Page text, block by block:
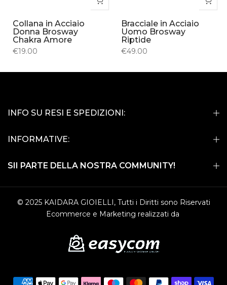
Collana in Acciaio
Donna Brosway
Chakra Amore
€19.00
Bracciale in Acciaio
Uomo Brosway
Riptide
€49.00
INFO SU RESI E SPEDIZIONI:
INFORMATIVE:
SII PARTE DELLA NOSTRA COMMUNITY!
© 2025 KAIDARA GIOIELLI, Tutti i Diritti sono Riservati
Ecommerce e Marketing realizzati da